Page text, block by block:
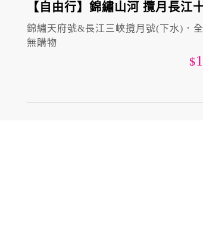
【自由行】錦繡山河 攬月長江
錦繡天府號&長江三峽攬月號(下水)．全
無購物